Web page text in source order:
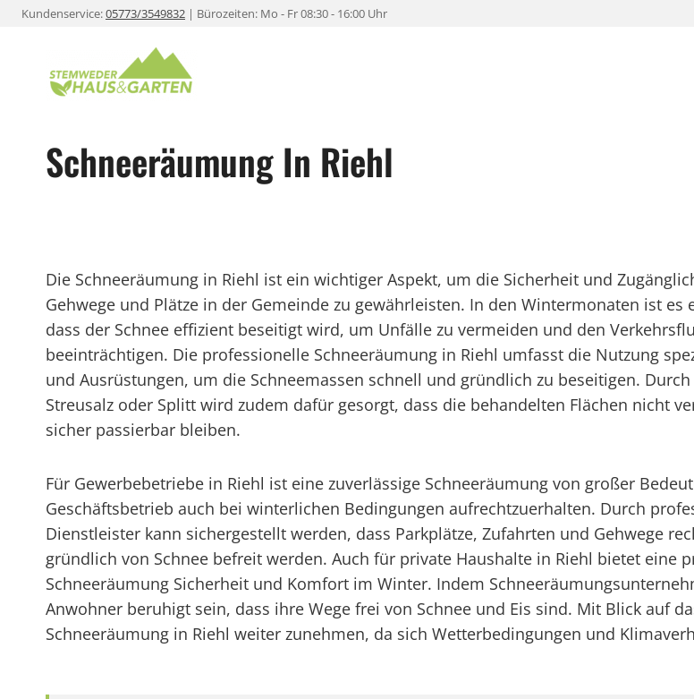
ZumKundenservice:05773/3549832 | Bürozeiten: Mo - Fr 08:30 - 16:00 Uhr
Schneeräumung In Riehl
Die Schneeräumung in Riehl ist ein wichtiger Aspekt, um die Sicherheit und
Gehwege und Plätze in der Gemeinde zu gewährleisten. In den Wintermonaten ist es
dass der Schnee effizient beseitigt wird, um Unfälle zu vermeiden und den
beeinträchtigen. Die professionelle Schneeräumung in Riehl umfasst die Nutzung
und Ausrüstungen, um die Schneemassen schnell und gründlich zu beseitigen. Durch
Streusalz oder Splitt wird zudem dafür gesorgt, dass die behandelten Flächen nicht
sicher passierbar bleiben.
Für Gewerbebetriebe in Riehl ist eine zuverlässige Schneeräumung von großer
Geschäftsbetrieb auch bei winterlichen Bedingungen aufrechtzuerhalten. Durch
Dienstleister kann sichergestellt werden, dass Parkplätze, Zufahrten und Gehwege
gründlich von Schnee befreit werden. Auch für private Haushalte in Riehl bietet eine
Schneeräumung Sicherheit und Komfort im Winter. Indem
Anwohner beruhigt sein, dass ihre Wege frei von Schnee und Eis sind. Mit Blick auf
Schneeräumung in Riehl weiter zunehmen, da sich Wetterbedingungen und